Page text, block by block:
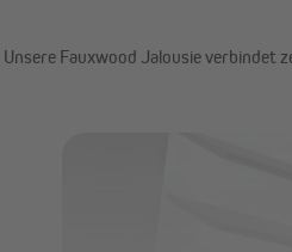
Fauxwood Jalousie verbindet